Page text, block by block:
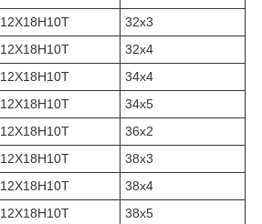
12Х18Н10Т
32х3
12Х18Н10Т
32х4
12Х18Н10Т
34х4
12Х18Н10Т
34х5
12Х18Н10Т
36х2
12Х18Н10Т
38х3
12Х18Н10Т
38х4
12Х18Н10Т
38х5